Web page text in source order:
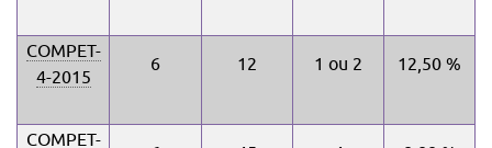
COMPET-
4-2015
6 12 1 ou 2 12,50 %
COMPET-